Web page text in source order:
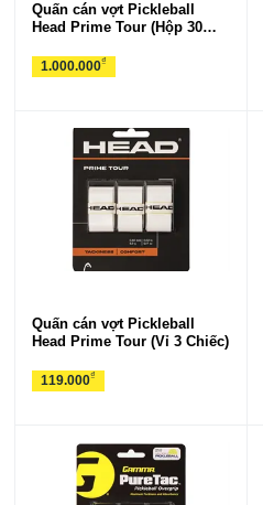
Quấn cán vợt Pickleball
Head Prime Tour (Hộp 30
1.000.000₫
Quấn cán vợt Pickleball
Head Prime Tour (Vỉ 3 Chiếc)
119.000₫